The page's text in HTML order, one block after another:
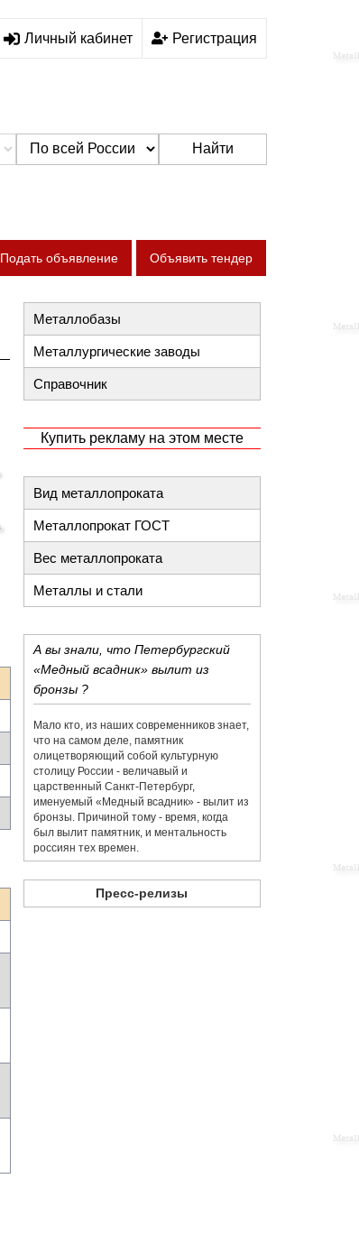
Личный кабинет Регистрация
Найти
Подать объявление Объявить тендер
Металлобазы
Металлургические заводы
Справочник
Купить рекламу на этом месте
Вид металлопроката
Металлопрокат ГОСТ
Вес металлопроката
Металлы и стали
А вы знали, что Петербургский
«Медный всадник» вылит из
бронзы ?
Мало кто, из наших современников знает,
что на самом деле, памятник
олицетворяющий собой культурную
столицу России - величавый и
царственный Санкт-Петербург,
именуемый «Медный всадник» - вылит из
бронзы. Причиной тому - время, когда
был вылит памятник, и ментальность
россиян тех времен.
Пресс-релизы